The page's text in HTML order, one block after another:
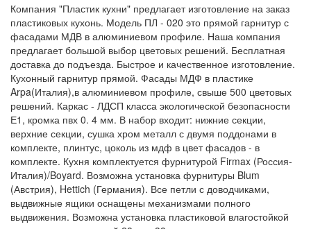
Компания "Пластик кухни" предлагает изготовление на заказ
пластиковых кухонь. Модель ПЛ - 020 это прямой гарнитур с
фасадами МДВ в алюминиевом профиле. Наша компания
предлагает большой выбор цветовых решений. Бесплатная
доставка до подъезда. Быстрое и качественное изготовление.
Кухонный гарнитур прямой. Фасады МДФ в пластике
Arpa(Италия),в алюминиевом профиле, свыше 500 цветовых
решений. Каркас - ЛДСП класса экологической безопасности
Е1, кромка пвх 0. 4 мм. В набор входит: нижние секции,
верхние секции, сушка хром металл с двумя поддонами в
комплекте, плинтус, цоколь из мдф в цвет фасадов - в
комплекте. Кухня комплектуется фурнитурой Firmax (Россия-
Италия)/Boyard. Возможна установка фурнитуры Blum
(Австрия), Hettich (Германия). Все петли с доводчиками,
выдвижные ящики оснащены механизмами полного
выдвижения. Возможна установка пластиковой влагостойкой